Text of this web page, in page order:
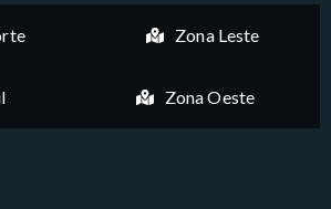
Zona Leste
Zona Oeste